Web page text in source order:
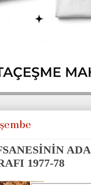
1977-78